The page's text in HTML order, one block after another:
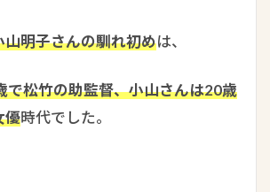
明子さんの馴れ初めは、
で松竹の助監督、小山さんは20歳
優時代でした。